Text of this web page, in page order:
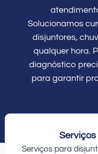
Solucionamos
disjuntores,
qualquer hora.
diagnóstico
para garantir
Serviços para